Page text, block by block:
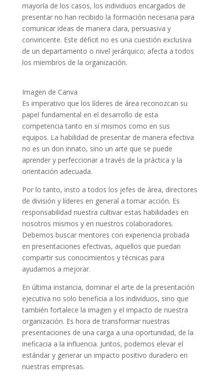
mayoría de los casos, los individuos encargados de
presentar no han recibido la formación necesaria para
comunicar ideas de manera clara, persuasiva y
convincente. Este déficit no es una cuestión exclusiva
de un departamento o nivel jerárquico; afecta a todos
los miembros de la organización.
Imagen de Canva
Es imperativo que los líderes de área reconozcan su
papel fundamental en el desarrollo de esta
competencia tanto en sí mismos como en sus
equipos. La habilidad de presentar de manera efectiva
no es un don innato, sino un arte que se puede
aprender y perfeccionar a través de la práctica y la
orientación adecuada.
Por lo tanto, insto a todos los jefes de área, directores
de división y líderes en general a tomar acción. Es
responsabilidad nuestra cultivar estas habilidades en
nosotros mismos y en nuestros colaboradores.
Debemos buscar mentores con experiencia probada
en presentaciones efectivas, aquellos que puedan
compartir sus conocimientos y técnicas para
ayudarnos a mejorar.
En última instancia, dominar el arte de la presentación
ejecutiva no solo beneficia a los individuos, sino que
también fortalece la imagen y el impacto de nuestra
organización. Es hora de transformar nuestras
presentaciones de una carga a una oportunidad, de la
ineficacia a la influencia. Juntos, podemos elevar el
estándar y generar un impacto positivo duradero en
nuestras empresas.